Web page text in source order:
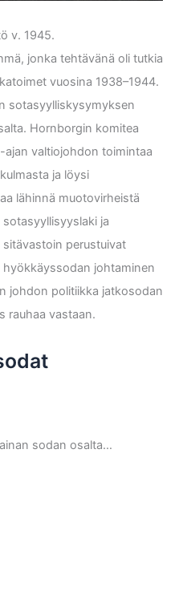
v. 1945.
jonka tehtävänä oli tutkia
vuosina 1938–1944.
sotasyylliskysymyksen
Hornborgin komitea
valtiojohdon toimintaa
ja löysi
lähinnä muotovirheistä
ja
perustuivat
johtaminen
johdon politiikka jatkosodan
rauhaa vastaan.
sodan osalta…